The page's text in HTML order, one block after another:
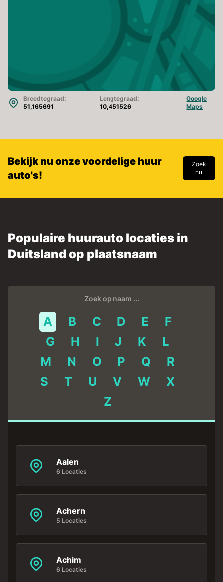
Breedtegraad:
51,165691
Lengtegraad:
10,451526
Google
Maps
Bekijk nu onze voordelige huur
auto's!
Zoek
nu
Populaire huurauto locaties in
Duitsland op plaatsnaam
Zoek op naam ...
A B C D E
F
G
H I J K
L
M
N O P Q
R
S
T U V W
X
Z
Aalen
6 Locaties
Achern
5 Locaties
Achim
6 Locaties